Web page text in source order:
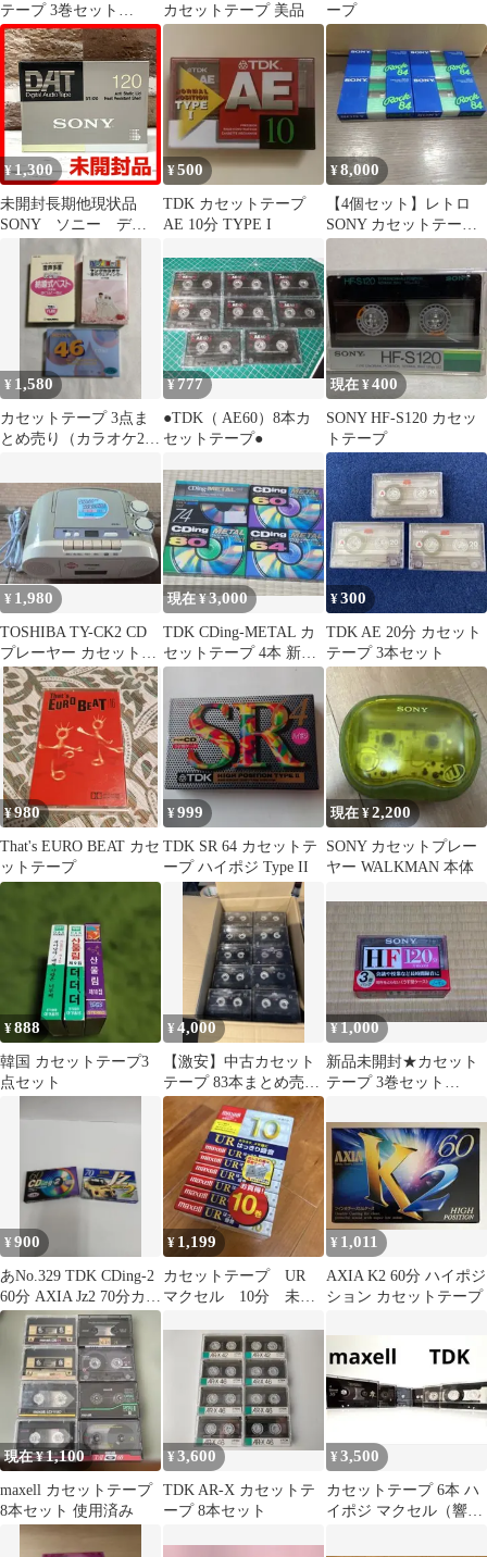
テープ 3巻セット
SONY 3C-90HFA
カセットテープ 美品
ープ
¥1,300
未開封長期他現状品
SONY ソニー デジ
タルオーディオカセッ
トテープ 120 NMT8-
081-08
¥500
TDK カセットテープ
AE 10分 TYPE I
¥8,000
【4個セット】レトロ
SONY カセットテープ
Rock84 未開封
¥ 1,580
カセットテープ 3点ま
とめ売り（カラオケ2種
¥777
●TDK（ AE60）8本カ
セットテープ●
現在 ¥400
SONY HF-S120 カセッ
トテープ
¥ 1,980
TOSHIBA TY-CK2 CD
プレーヤー カセットデ
ッキ 現状動作品
現在 ¥3,000
TDK CDing-METAL カ
セットテープ 4本 新品
未開封
¥300
TDK AE 20分 カセット
テープ 3本セット
¥980
That's EURO BEAT カセ
ットテープ
¥999
TDK SR 64 カセットテ
ープ ハイポジ Type II
現在 ¥2,200
SONY カセットプレー
ヤー WALKMAN 本体
¥888
韓国 カセットテープ3
点セット
¥4,000
【激安】中古カセット
テープ 83本まとめ売り
【一本当たり約48円】
¥1,000
新品未開封★カセット
テープ 3巻セット
¥900
あNo.329 TDK CDing-2
60分 AXIA Jz2 70分カセ
ット
¥ 1,199
カセットテープ UR
マクセル 10分 未使
¥ 1,011
AXIA K2 60分 ハイポジ
ション カセットテープ
現在 ¥1,100
maxell カセットテープ
8本セット 使用済み
¥3,600
TDK AR-X カセットテ
ープ 8本セット
¥3,500
カセットテープ 6本 ハ
イポジ マクセル（響・